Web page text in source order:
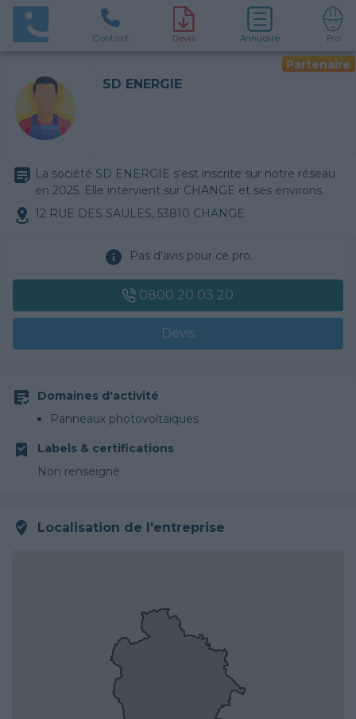
Contact Devis Annuaire Pro
Partenaire
SD ENERGIE
La société SD ENERGIE s'est inscrite sur notre réseau
en 2025. Elle intervient sur CHANGE et ses environs.
12 RUE DES SAULES, 53810 CHANGE
Pas d'avis pour ce pro.
0800 20 03 20
Devis
Domaines d'activité
Panneaux photovoltaïques
Labels & certifications
Non renseigné
Localisation de l'entreprise